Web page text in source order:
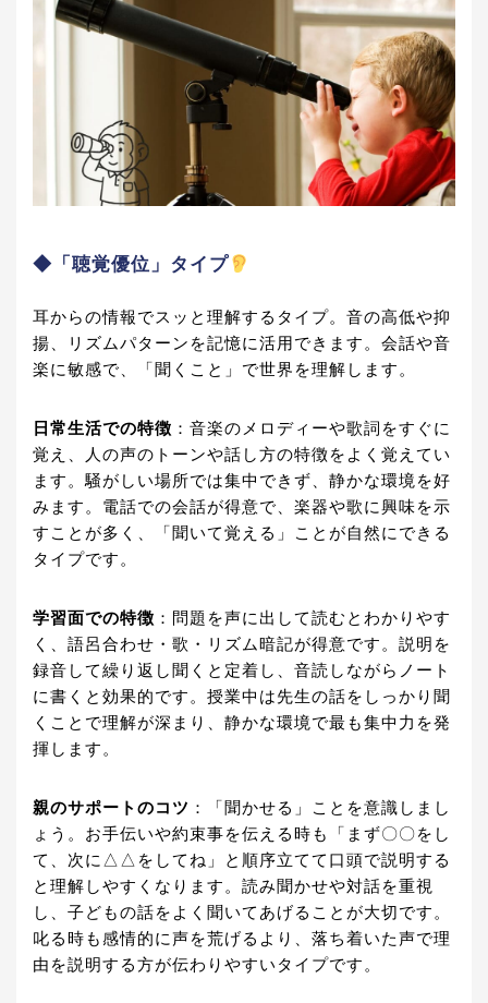
◆「聴覚優位」タイプ
耳からの情報でスッと理解するタイプ。音の高低や抑
揚、リズムパターンを記憶に活用できます。会話や音
楽に敏感で、「聞くこと」で世界を理解します。
日常生活での特徴 ：音楽のメロディーや歌詞をすぐに
覚え、人の声のトーンや話し方の特徴をよく覚えてい
ます。騒がしい場所では集中できず、静かな環境を好
みます。電話での会話が得意で、楽器や歌に興味を示
すことが多く、「聞いて覚える」ことが自然にできる
タイプです。
学習面での特徴 ：問題を声に出して読むとわかりやす
く、語呂合わせ・歌・リズム暗記が得意です。説明を
録音して繰り返し聞くと定着し、音読しながらノート
に書くと効果的です。授業中は先生の話をしっかり聞
くことで理解が深まり、静かな環境で最も集中力を発
揮します。
親のサポートのコツ ：「聞かせる」ことを意識しまし
ょう。お手伝いや約束事を伝える時も「まず〇〇をし
て、次に△△をしてね」と順序立てて口頭で説明する
と理解しやすくなります。読み聞かせや対話を重視
し、子どもの話をよく聞いてあげることが大切です。
叱る時も感情的に声を荒げるより、落ち着いた声で理
由を説明する方が伝わりやすいタイプです。